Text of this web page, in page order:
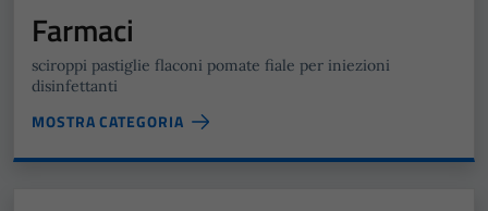
Farmaci
sciroppi pastiglie flaconi pomate fiale per iniezioni
disinfettanti
MOSTRA CATEGORIA